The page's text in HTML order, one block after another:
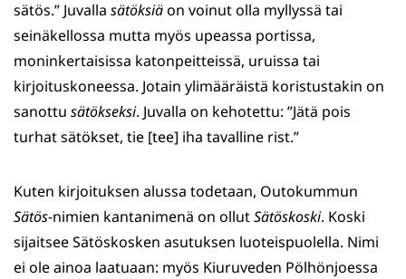
sätös.” Juvalla sätöksiäon voinut olla myllyssä tai
seinäkellossa mutta myös upeassa portissa,
moninkertaisissa katonpeitteissä, uruissa tai
kirjoituskoneessa. Jotain ylimääräistä koristustakin on
sanottu sätökseksi. Juvalla on kehotettu: ”Jätä pois
turhat sätökset, tie [tee] iha tavalline rist.”
Kuten kirjoituksen alussa todetaan, Outokummun
Sätös-nimien kantanimenä on ollutSätöskoski. Koski
sijaitsee Sätöskosken asutuksen luoteispuolella. Nimi
ei ole ainoa laatuaan: myös Kiuruveden Pölhönjoessa